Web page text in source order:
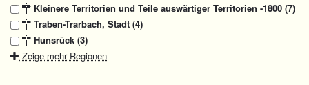
Kleinere Territorien und Teile auswärtiger Territorien -1800 (7)
Traben-Trarbach, Stadt (4)
Hunsrück (3)
Zeige mehr Regionen